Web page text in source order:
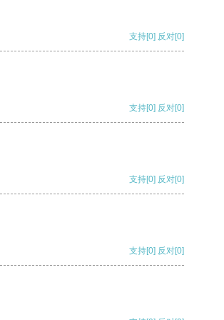
支持[0] 反对[0]
支持[0] 反对[0]
支持[0] 反对[0]
支持[0] 反对[0]